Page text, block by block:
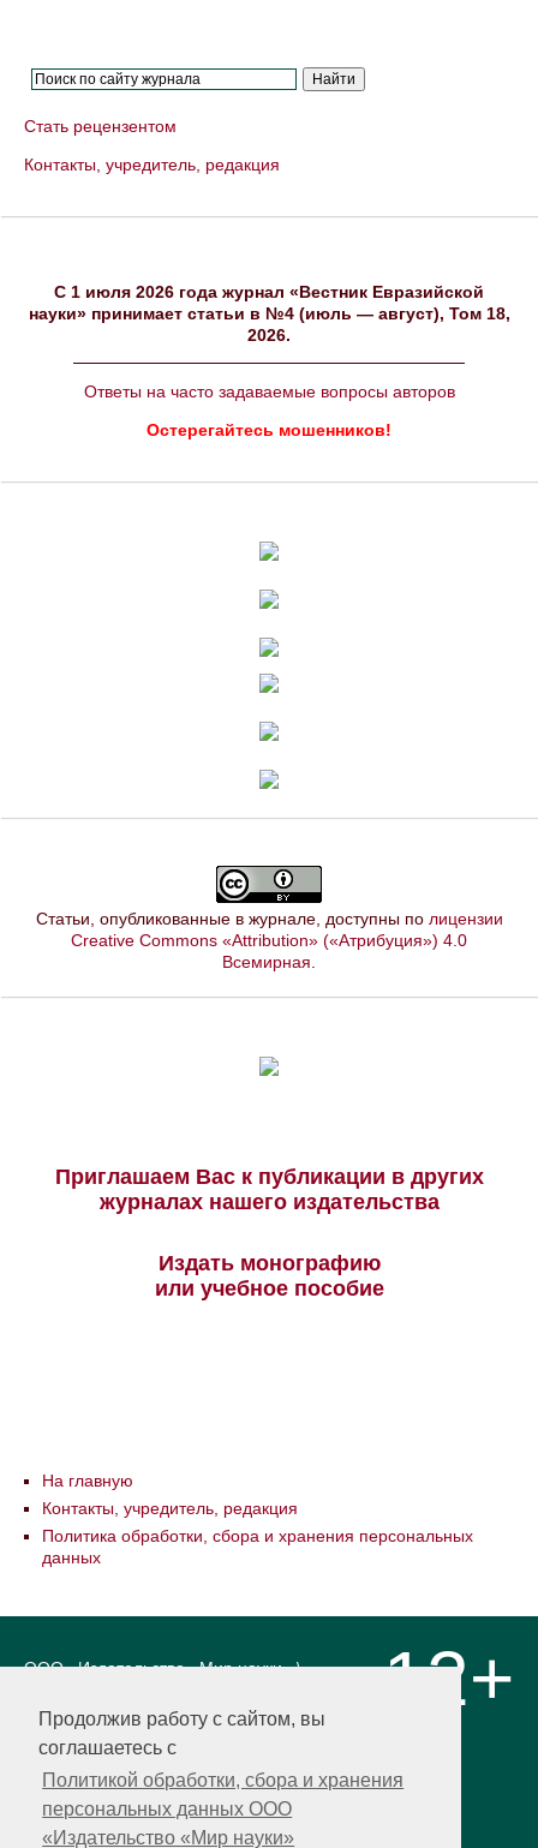
Продолжив работу с сайтом, вы
соглашаетесь с
Политикой обработки, сбора и хранения
персональных данных ООО
«Издательство «Мир науки»
Стать рецензентом
Контакты, учредитель, редакция
C 1 июля 2026 года журнал «Вестник Евразийской
науки» принимает статьи в №4 (июль — август), Том 18,
2026.
Ответы на часто задаваемые вопросы авторов
Остерегайтесь мошенников!
Статьи, опубликованные в журнале, доступны по лицензии
Creative Commons «Attribution» («Атрибуция») 4.0
Всемирная
Приглашаем Вас к публикации в других
журналах нашего издательства
Издать монографию
или учебное пособие
На главную
Контакты, учредитель, редакция
Политика обработки, сбора и хранения персональных
данных
ООО «Издательство «Мир науки» \
LLC Материалы, размещенные на сайте,
охраняются Законом о защите авторских
прав. Публикация любых материалов
этого сайта запрещена без
предварительного согласования с
издательством. Авторские права на
размещенные на сайте научные
12+